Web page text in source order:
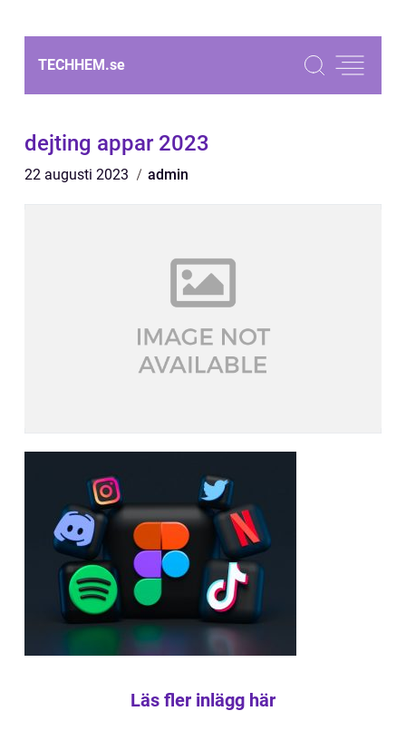
TECHHEM.se
dejting appar 2023
22 augusti 2023 admin
Läs fler inlägg här